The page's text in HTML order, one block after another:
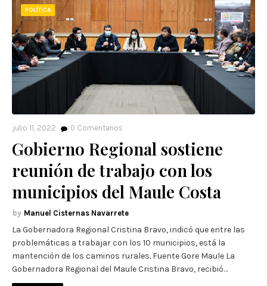
POLÍTICA
julio 11, 2022 0 Comentarios
Gobierno Regional sostiene
reunión de trabajo con los
municipios del Maule Costa
Manuel Cisternas Navarrete
La Gobernadora Regional Cristina Bravo, indicó que entre las
problemáticas a trabajar con los 10 municipios, está la
mantención de los caminos rurales. Fuente Gore Maule La
Gobernadora Regional del Maule Cristina Bravo, recibió…